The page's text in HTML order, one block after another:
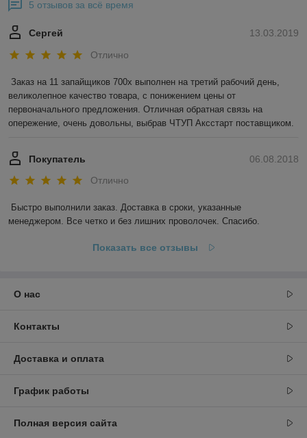
5 отзывов за всё время
13.03.2019
Сергей
Отлично
Заказ на 11 запайщиков 700х выполнен на третий рабочий день,
великолепное качество товара, с понижением цены от
первоначального предложения. Отличная обратная связь на
опережение, очень довольны, выбрав ЧТУП Аксстарт поставщиком.
06.08.2018
Покупатель
Отлично
Быстро выполнили заказ. Доставка в сроки, указанные
менеджером. Все четко и без лишних проволочек. Спасибо.
Показать все отзывы
О нас
Контакты
Доставка и оплата
График работы
Полная версия сайта